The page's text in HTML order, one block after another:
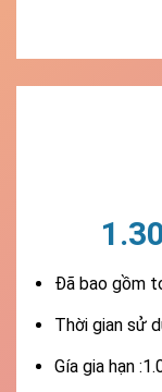
Đã bao gồm
Thời gian sử
Gía gia hạn